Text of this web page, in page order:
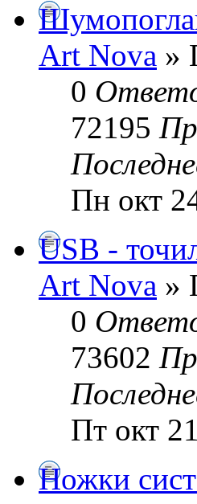
Art Nova »
0
72195
Пн окт
USB -
Art Nova »
0
73602
Пт окт
Ножки